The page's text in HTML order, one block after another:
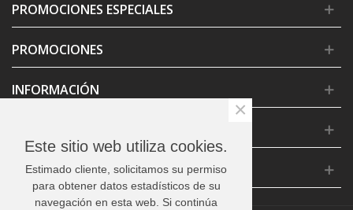
PROMOCIONES ESPECIALES
PROMOCIONES
INFORMACIÓN
CONTACTO
Este sitio web utiliza cookies.
Estimado cliente, solicitamos su permiso
para obtener datos estadísticos de su
navegación en esta web. Si continúa
×